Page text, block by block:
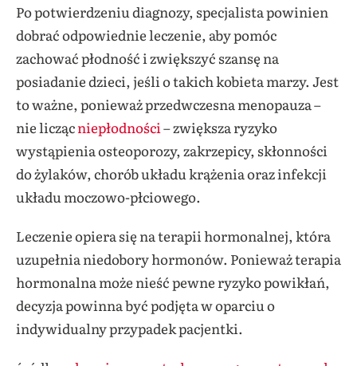
Po potwierdzeniu diagnozy, specjalista powinien
dobrać odpowiednie leczenie, aby pomóc
zachować płodność i zwiększyć szansę na
posiadanie dzieci, jeśli o takich kobieta marzy. Jest
to ważne, ponieważ przedwczesna menopauza –
nie liczącniepłodności – zwiększa ryzyko
wystąpienia osteoporozy, zakrzepicy, skłonności
do żylaków, chorób układu krążenia oraz infekcji
układu moczowo-płciowego.
Leczenie opiera się na terapii hormonalnej, która
uzupełnia niedobory hormonów. Ponieważ terapia
hormonalna może nieść pewne ryzyko powikłań,
decyzja powinna być podjęta w oparciu o
indywidualny przypadek pacjentki.